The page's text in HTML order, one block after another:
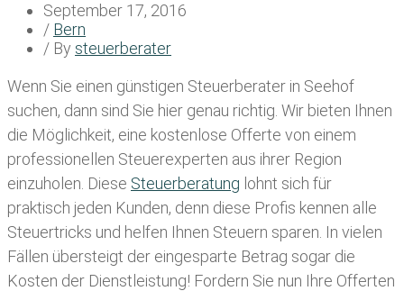
September 17, 2016
/ Bern
/ By steuerberater
Wenn Sie einen günstigen Steuerberater in Seehof
suchen, dann sind Sie hier genau richtig. Wir bieten Ihnen
die Möglichkeit, eine kostenlose Offerte von einem
professionellen Steuerexperten aus ihrer Region
einzuholen. Diese Steuerberatung lohnt sich für
praktisch jeden Kunden, denn diese Profis kennen alle
Steuertricks und helfen Ihnen Steuern sparen. In vielen
Fällen übersteigt der eingesparte Betrag sogar die
Kosten der Dienstleistung! Fordern Sie nun Ihre Offerten